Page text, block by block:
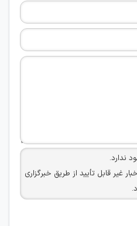
ندارد.
غیر قابل تأیید از طریق خبرگزاری
وجود ندارد.